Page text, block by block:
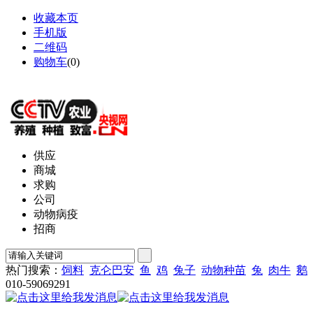
收藏本页
手机版
二维码
购物车(0)
供应
商城
求购
公司
动物病疫
招商
热门搜索： 饲料 克仑巴安 鱼 鸡 兔子 动物种苗 兔 肉牛 鹅
010-59069291